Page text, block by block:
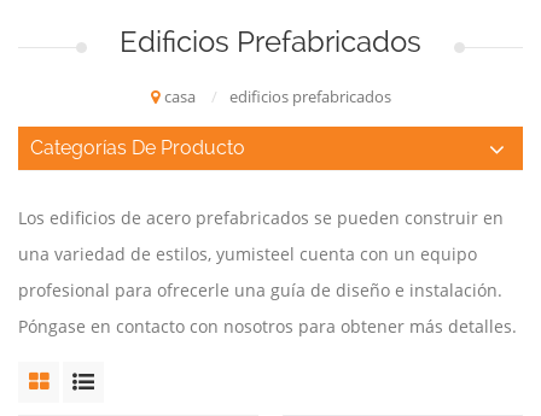
Edificios Prefabricados
casa / edificios prefabricados
Categorías De Producto
Los edificios de acero prefabricados se pueden construir en
una variedad de estilos, yumisteel cuenta con un equipo
profesional para ofrecerle una guía de diseño e instalación.
Póngase en contacto con nosotros para obtener más detalles.